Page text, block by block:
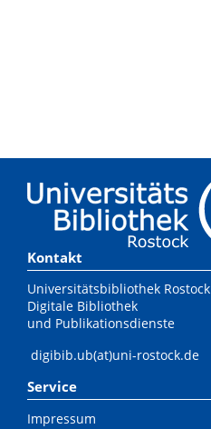
Kontakt
Universitätsbibliothek Rostock
Digitale Bibliothek
und Publikationsdienste
digibib.ub(at)uni-rostock.de
Service
Impressum